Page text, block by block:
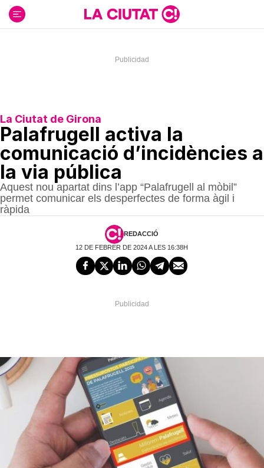
contenido
La Ciutat de Girona
Palafrugell activa la
comunicació d’incidències a
la via pública
Aquest nou apartat dins l’app “Palafrugell al mòbil”
permet comunicar els desperfectes de forma àgil i
ràpida
REDACCIÓ
12 DE FEBRER DE 2024 A LES 16:38H